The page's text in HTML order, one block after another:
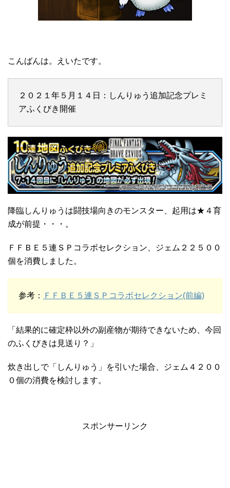
こんばんは。えいたです。
２０２１年５月１４日：しんりゅう追加記念プレミ
アふくびき開催
降臨しんりゅうは闘技場向きのモンスター、起用は★４育
成が前提・・・。
ＦＦＢＥ５連ＳＰコラボセレクション、ジェム２２５００
個を消費しました。
参考： ＦＦＢＥ５連ＳＰコラボセレクション(前編)
「結果的に確定枠以外の副産物が期待できないため、今回
のふくびきは見送り？」
炊き出しで「しんりゅう」を引いた場合、ジェム４２００
０個の消費を検討します。
スポンサーリンク